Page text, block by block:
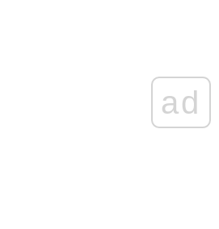
ad